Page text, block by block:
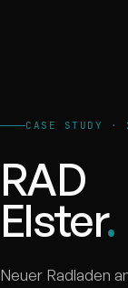
Filme
Webseiten
Social
CASE STUDY ·
RAD
Elster.
Neuer Radladen